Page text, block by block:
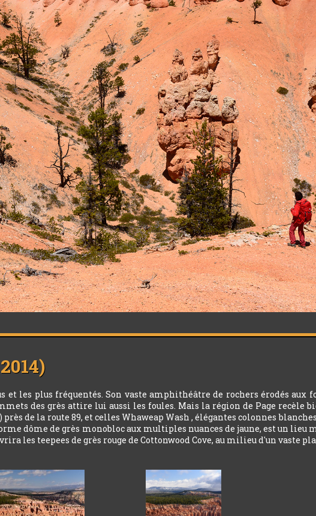
et les plus fréquentés. Son vaste amphithéâtre de rochers érodés aux
des grès attire lui aussi les foules. Mais la région de Page recèle
de la route 89, et celles Whaweap Wash , élégantes colonnes
dôme de grès monobloc aux multiples nuances de jaune, est un lieu
les teepees de grès rouge de Cottonwood Cove, au milieu d'un vaste